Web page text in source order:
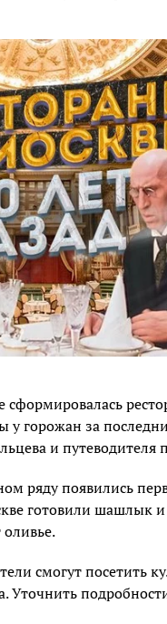
горожан за
и путеводителя
ряду появились
готовили шашлык
смогут посетить